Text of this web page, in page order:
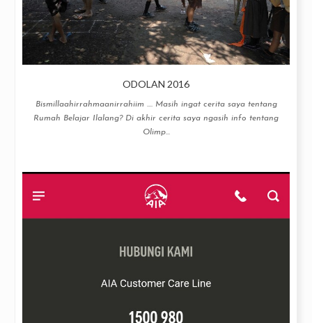
ODOLAN 2016
Bismillaahirrahmaanirrahiim .... Masih ingat cerita saya tentang
Rumah Belajar Ilalang? Di akhir cerita saya ngasih info tentang
Olimp...